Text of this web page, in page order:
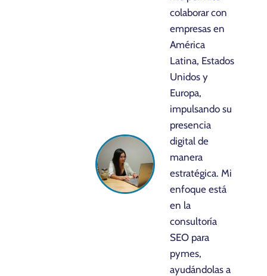
colaborar con
empresas en
América
Latina, Estados
Unidos y
Europa,
impulsando su
presencia
digital de
manera
estratégica. Mi
enfoque está
en la
consultoría
SEO para
pymes,
ayudándolas a